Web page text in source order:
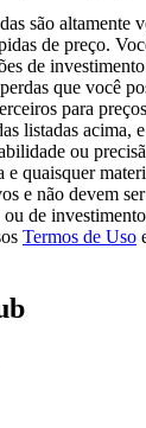
lucrativo
são altamente
de preço.
de
que você
para
listadas acima,
ou
quaisquer
e não devem
de
Termos de Uso